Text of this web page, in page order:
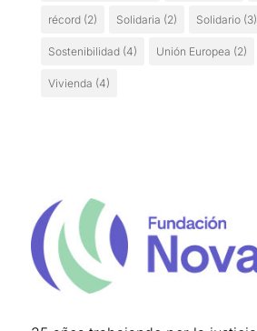
récord(2) Solidaria (2) Solidario(3)
Sostenibilidad(4) Unión Europea (2)
Vivienda (4)